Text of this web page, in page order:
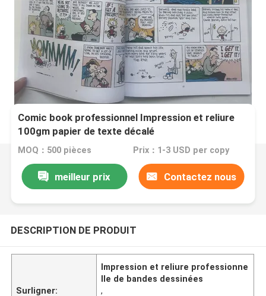
Comic book professionnel Impression et reliure
100gm papier de texte décalé
MOQ：500 pièces Prix：1-3 USD per copy
meilleur prix Contactez nous
DESCRIPTION DE PRODUIT
Surligner:
Impression et reliure professionne
lle de bandes dessinées
,